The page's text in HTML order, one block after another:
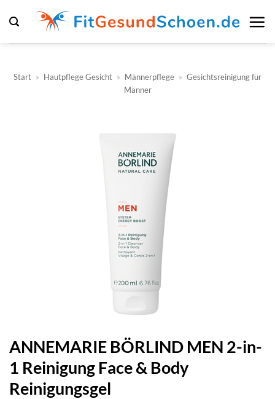
Inhalt
springen
Start » Hautpflege Gesicht » Männerpflege » Gesichtsreinigung für
Männer
ANNEMARIE BÖRLIND MEN 2-in-
1 Reinigung Face & Body
Reinigungsgel